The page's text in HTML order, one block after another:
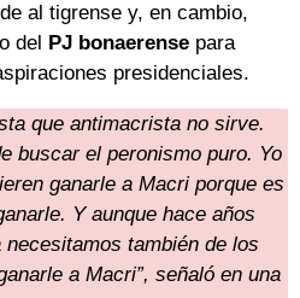
al tigrense y, en cambio,
del PJ bonaerense para
presidenciales.
que antimacrista no sirve.
buscar el peronismo puro. Yo
ganarle a Macri porque es
Y aunque hace años
también de los
a Macri”, señaló en una